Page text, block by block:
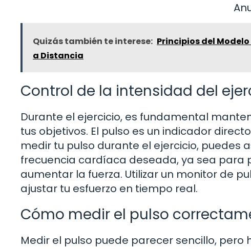
Quizás también te interese: Principios del
a Distancia
Control de la intensidad del
Durante el ejercicio, es fundamental
tus objetivos. El pulso es un indicador
medir tu pulso durante el ejercicio, puedes
frecuencia cardíaca deseada, ya sea para
aumentar la fuerza. Utilizar un monitor de
ajustar tu esfuerzo en tiempo real.
Cómo medir el pulso
Medir el pulso puede parecer sencillo,